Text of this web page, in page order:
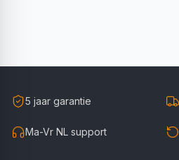
5 jaar garantie
Ma-Vr NL support